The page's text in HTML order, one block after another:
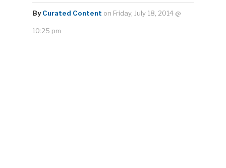
By Curated Content on Friday, July 18, 2014 @
10:25 pm